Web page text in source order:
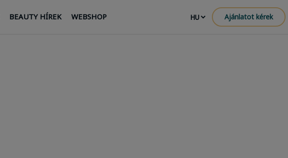
BEAUTY HÍREK WEBSHOP Ajánlatot kérek